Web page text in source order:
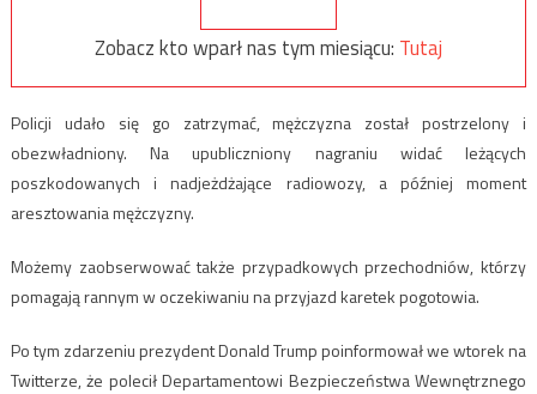
Zobacz kto wparł nas tym miesiącu: Tutaj
Policji udało się go zatrzymać, mężczyzna został postrzelony i
obezwładniony. Na upubliczniony nagraniu widać leżących
poszkodowanych i nadjeżdżające radiowozy, a później moment
aresztowania mężczyzny.
Możemy zaobserwować także przypadkowych przechodniów, którzy
pomagają rannym w oczekiwaniu na przyjazd karetek pogotowia.
Po tym zdarzeniu prezydent Donald Trump poinformował we wtorek na
Twitterze, że polecił Departamentowi Bezpieczeństwa Wewnętrznego